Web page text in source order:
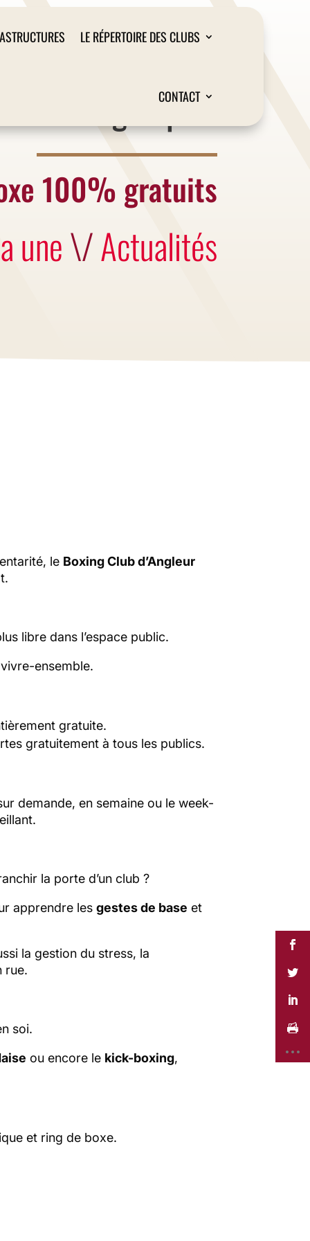
LE RÉPERTOIRE DES CLUBS
CONTACT
Liège Sport
100% gratuits
une\/Actualités
le Boxing Club d’Angleur
libre dans l’espace public.
ensemble.
gratuite.
gratuitement à tous les publics.
demande, en semaine ou le week-
la porte d’un club ?
apprendre lesgestes de base et
la gestion du stress, la
rue.
soi.
ou encore le kick-boxing,
et ring de boxe.